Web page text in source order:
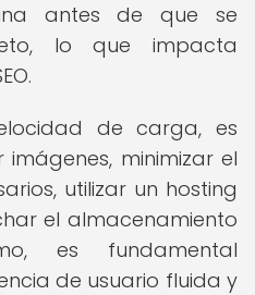
antes de que se
lo que impacta
de carga, es
minimizar el
utilizar un hosting
el almacenamiento
es fundamental
de usuario fluida y